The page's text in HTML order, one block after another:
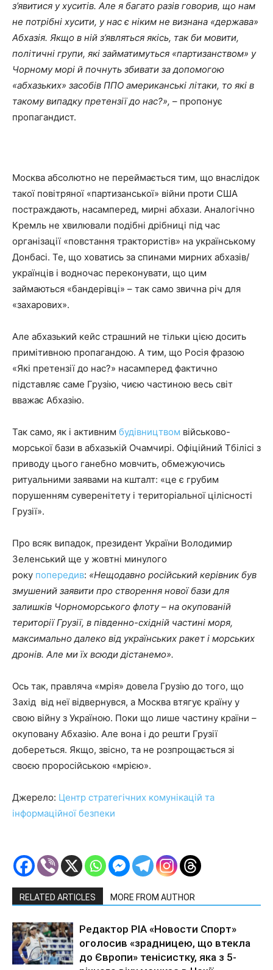
з’явитися у хуситів. Але я багато разів говорив, що нам
не потрібні хусити, у нас є ніким не визнана «держава»
Абхазія. Якщо в ній з’являться якісь, так би мовити,
політичні групи, які займатимуться «партизанством» у
Чорному морі й почнуть збивати за допомогою
«абхазьких» засобів ППО американські літаки, то які в
такому випадку претензії до нас?», – пропонує
пропагандист.
Москва абсолютно не переймається тим, що внаслідок
такої повітряної «партизанської» війни проти США
постраждають, насамперед, мирні абхази. Аналогічно
Кремль не хвилювали подібні дрібниці під час
організації «повстання трактористів» на українському
Донбасі. Те, що ховатись за спинами мирних абхазів/
українців і водночас переконувати, що цим
займаються «бандерівці» – так само звична річ для
«захарових».
Але абхазький кейс страшний не тільки цією досить
примітивною пропагандою. А тим, що Росія фразою
«Які претензії до нас?» насамперед фактично
підставляє саме Грузію, чиєю частиною весь світ
вважає Абхазію.
Так само, як і активним будівництвом військово-
морської бази в абхазькій Очамчирі. Офіційний Тбілісі з
приводу цього ганебно мовчить, обмежуючись
ритуальними заявами на кшталт: «це є грубим
порушенням суверенітету і територіальної цілісності
Грузії».
Про всяк випадок, президент України Володимир
Зеленський ще у жовтні минулого
року попередив: «Нещодавно російський керівник був
змушений заявити про створення нової бази для
залишків Чорноморського флоту – на окупованій
території Грузії, в південно-східній частині моря,
максимально далеко від українських ракет і морських
дронів. Але ми їх всюди дістанемо».
Ось так, правляча «мрія» довела Грузію до того, що
Захід від неї відвернувся, а Москва втягує країну у
свою війну з Україною. Поки що лише частину країни –
окуповану Абхазію. Але вона і до решти Грузії
добереться. Якщо, звісно, та не розпрощається зі
своєю проросійською «мрією».
Джерело: Центр стратегічних комунікацій та
інформаційної безпеки
RELATED ARTICLES MORE FROM AUTHOR
Редактор РІА «Новости Спорт»
оголосив «зрадницею, що втекла
до Європи» тенісистку, яка з 5-